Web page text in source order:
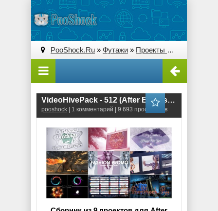
PooShock.Ru » Футажи » Проекты After Effects
VideoHivePack - 512 (After Effects Projects Pack)
pooshock | 1 комментарий | 9 693 просмотров